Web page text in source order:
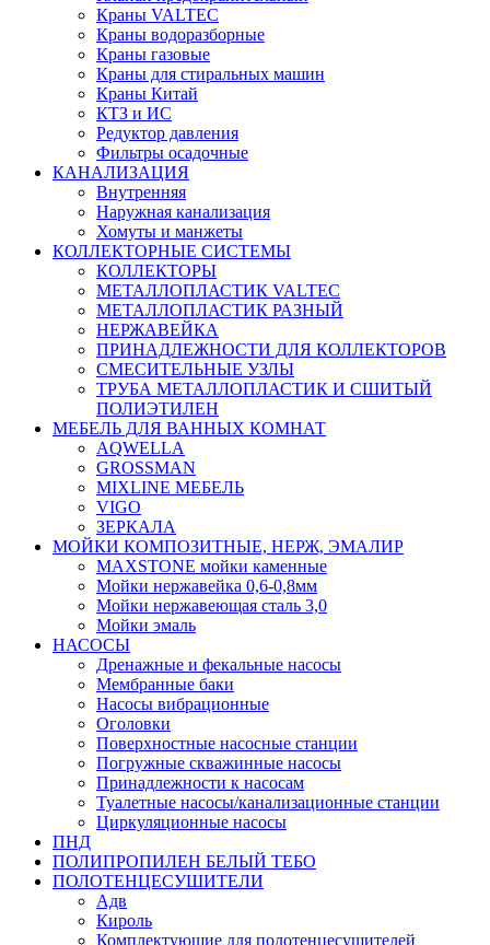
Краны VALTEC
Краны водоразборные
Краны газовые
Краны для стиральных машин
Краны Китай
КТЗ и ИС
Редуктор давления
Фильтры осадочные
КАНАЛИЗАЦИЯ
Внутренняя
Наружная канализация
Хомуты и манжеты
КОЛЛЕКТОРНЫЕ СИСТЕМЫ
КОЛЛЕКТОРЫ
МЕТАЛЛОПЛАСТИК VALTEC
МЕТАЛЛОПЛАСТИК РАЗНЫЙ
НЕРЖАВЕЙКА
ПРИНАДЛЕЖНОСТИ ДЛЯ КОЛЛЕКТОРОВ
СМЕСИТЕЛЬНЫЕ УЗЛЫ
ТРУБА МЕТАЛЛОПЛАСТИК И СШИТЫЙ
ПОЛИЭТИЛЕН
МЕБЕЛЬ ДЛЯ ВАННЫХ КОМНАТ
AQWELLA
GROSSMAN
MIXLINE МЕБЕЛЬ
VIGO
ЗЕРКАЛА
МОЙКИ КОМПОЗИТНЫЕ, НЕРЖ, ЭМАЛИР
MAXSTONE мойки каменные
Мойки нержавейка 0,6-0,8мм
Мойки нержавеющая сталь 3,0
Мойки эмаль
НАСОСЫ
Дренажные и фекальные насосы
Мембранные баки
Насосы вибрационные
Оголовки
Поверхностные насосные станции
Погружные скважинные насосы
Принадлежности к насосам
Туалетные насосы/канализационные станции
Циркуляционные насосы
ПНД
ПОЛИПРОПИЛЕН БЕЛЫЙ ТЕБО
ПОЛОТЕНЦЕСУШИТЕЛИ
Адв
Кироль
Комплектующие для полотенцесушителей